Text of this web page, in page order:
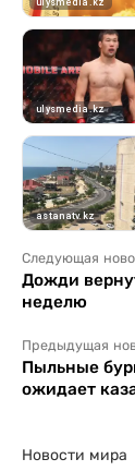
Следующая
Дожди
неделю
Предыдущая
Пыльные
ожидает
Новости мира